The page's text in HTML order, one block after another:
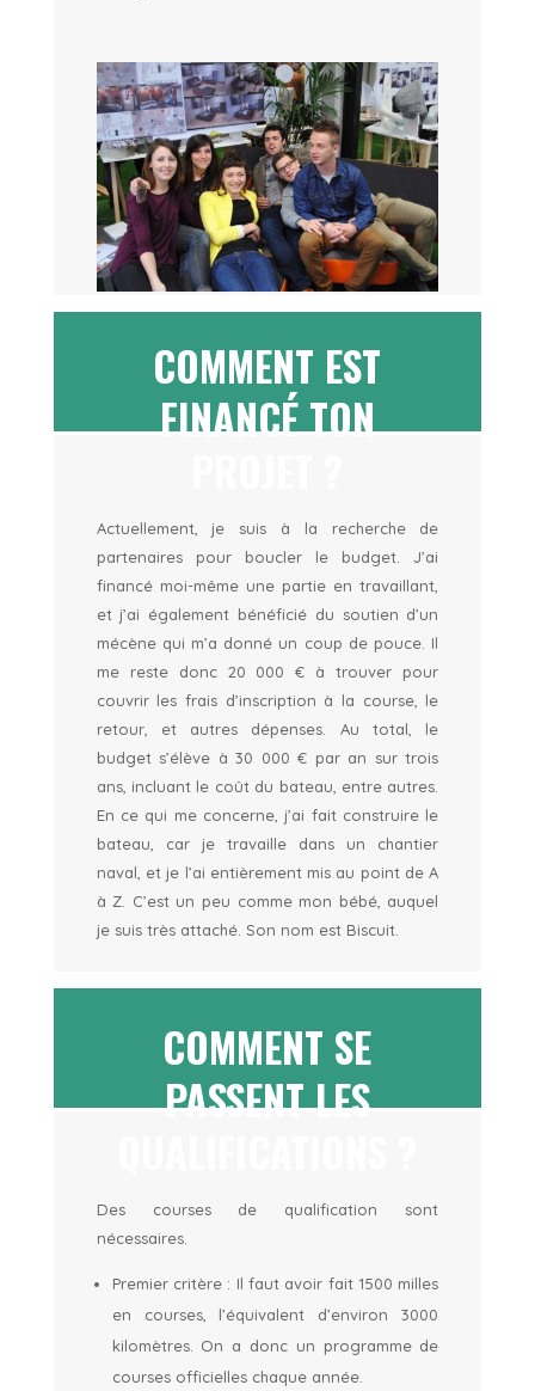
COMMENT EST
FINANCÉ TON
Actuellement, je suis à la recherche de
partenaires pour boucler le budget. J’ai
financé moi-même une partie en travaillant,
et j’ai également bénéficié du soutien d’un
mécène qui m’a donné un coup de pouce. Il
me reste donc 20 000 € à trouver pour
couvrir les frais d’inscription à la course, le
retour, et autres dépenses. Au total, le
budget s’élève à 30 000 € par an sur trois
ans, incluant le coût du bateau, entre autres.
En ce qui me concerne, j’ai fait construire le
bateau, car je travaille dans un chantier
naval, et je l’ai entièrement mis au point de A
à Z. C’est un peu comme mon bébé, auquel
je suis très attaché. Son nom est Biscuit.
COMMENT SE
PASSENT LES
Des courses de qualification sont
nécessaires.
Premier critère : Il faut avoir fait 1500 milles
en courses, l’équivalent d’environ 3000
kilomètres. On a donc un programme de
courses officielles chaque année.